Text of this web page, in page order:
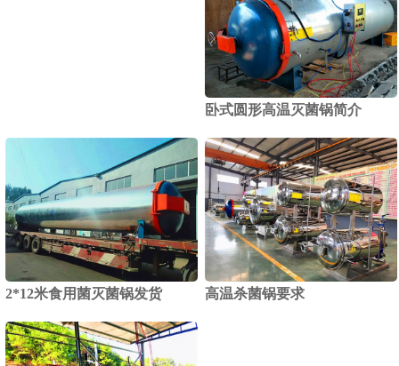
卧式圆形高温灭菌锅简介
2*12米食用菌灭菌锅发货 高温杀菌锅要求